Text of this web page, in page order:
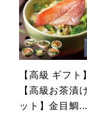
【高級 ギフト】
【高級お茶漬
ット】金目鯛...